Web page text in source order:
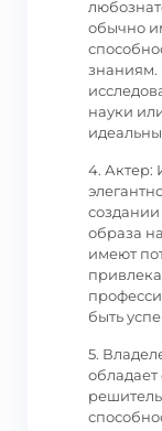
обычно
знаниям.
науки
4. Актер:
образа
имеют
быть
5.